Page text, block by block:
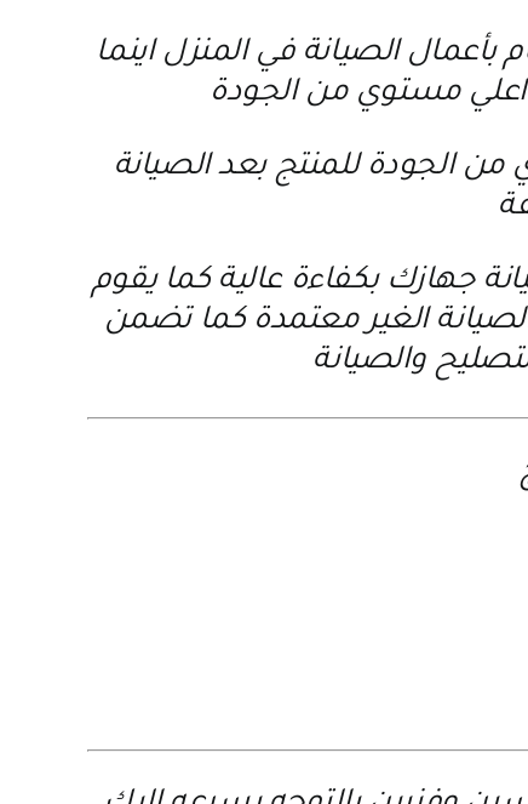
الصيانة في المنزل اينما
مستوي من الجودة
الجودة للمنتج بعد الصيانة
جهازك بكفاءة عالية كما يقوم
الغير معتمدة كما تضمن
والصيانة